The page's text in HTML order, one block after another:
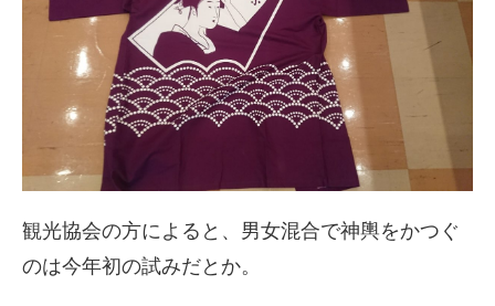
観光協会の方によると、男女混合で神輿をかつぐ
のは今年初の試みだとか。